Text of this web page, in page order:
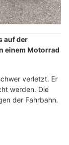
auf der
einem Motorrad
verletzt. Er
werden. Die
der Fahrbahn.